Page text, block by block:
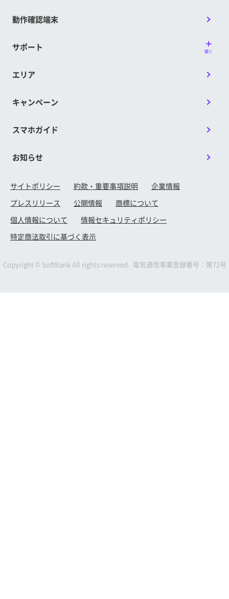
動作確認端末
サポート 開く
エリア
キャンペーン
スマホガイド
お知らせ
サイトポリシー 約款・重要事項説明
企業情報
プレスリリース
公開情報
商標について
個人情報について
情報セキュリティポリシー
特定商法取引に基づく表示
Copyright © SoftBank All rights reserved. 電気通信事業登録番号：第72号